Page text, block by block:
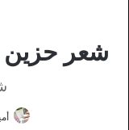
شعر حزين